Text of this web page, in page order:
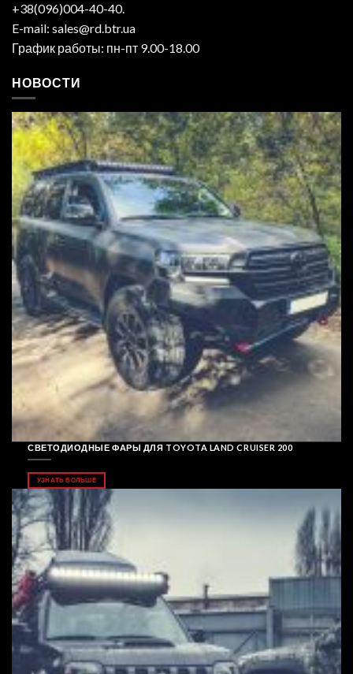
+38(096)004-40-40.
E-mail: sales@rd.btr.ua
График работы: пн-пт 9.00-18.00
НОВОСТИ
СВЕТОДИОДНЫЕ ФАРЫ ДЛЯ TOYOTA LAND CRUISER 200
УЗНАТЬ БОЛЬШЕ